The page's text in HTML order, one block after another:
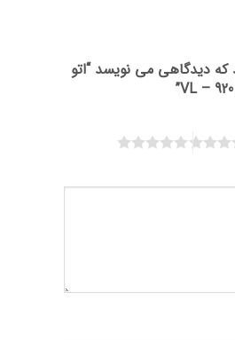
دیدگاهی می نویسد “اتو